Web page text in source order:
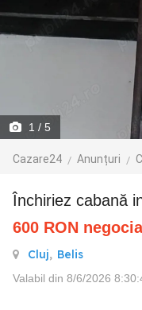
1 / 5
Cazare24 Anunțuri
Închiriez cabană
600 RON
Cluj, Belis
Valabil din 8/6/2026